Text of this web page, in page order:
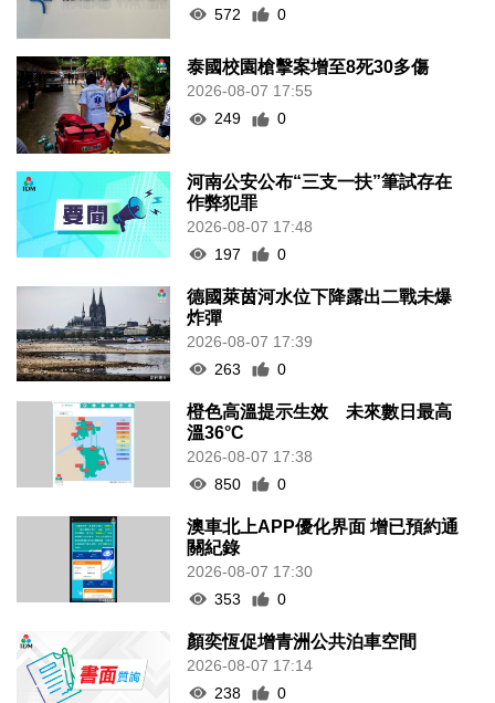
572 0
泰國校園槍擊案增至8死30多傷
2026-08-07 17:55
249
0
河南公安公布“三支一扶”筆試存在
作弊犯罪
2026-08-07 17:48
197
0
德國萊茵河水位下降露出二戰未爆
炸彈
2026-08-07 17:39
263
0
橙色高溫提示生效 未來數日最高
溫36°C
2026-08-07 17:38
850
0
澳車北上APP優化界面 增已預約通
關紀錄
2026-08-07 17:30
353
0
顏奕恆促增青洲公共泊車空間
2026-08-07 17:14
238
0